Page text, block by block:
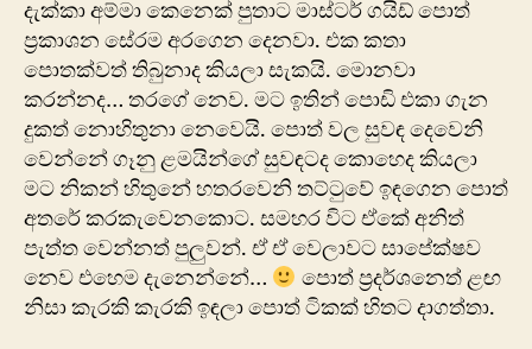
දැක්කා අම්මා කෙනෙක් පුතාට මාස්ටර් ගයිඩ් පොත්
ප්‍රකාශන සේරම අරගෙන දෙනවා. එක කතා
පොතක්වත් තිබුනාද කියලා සැකයි. මොනවා
කරන්නද… ත‍රගේ නෙව. මට ඉතින් ‍පොඩි‍ එකා ගැන
දුකත් නොහිතුනා නෙවෙයි. පොත් වල සුවඳ දෙවෙනි
වෙන්නේ ගෑනු ළමයින්ගේ සුවඳටද කොහෙද කියලා
මට නිකන් හිතුනේ හතරවෙනි තට්ටුවේ ඉඳගෙන පොත්
අතරේ කරකැවෙනකොට. සමහර විට ඒකේ අනිත්
පැත්ත වෙන්නත් පුලුවන්. ඒ ඒ වෙලාවට සාපේක්ෂව
නෙව එහෙම දැනෙන්නේ…
පොත් ප්‍රදර්ශනෙත් ළඟ
නිසා කැරකි කැරකි ඉඳලා පොත් ටිකක් හිතට දාගත්තා.